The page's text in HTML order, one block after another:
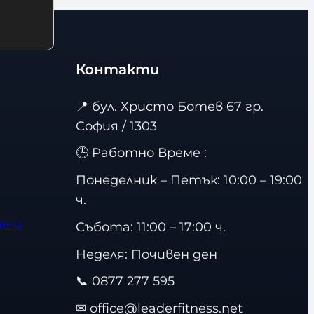
и
Контакти
📍 бул. Христо Ботев 67 гр.
София / 1303
🕒 Работно Време :
Понеделник – Петък: 10:00 – 19:00
ч.
Събота: 11:00 – 17:00 ч.
Неделя: Почивен ден
📞 0877 277 595
✉ office@leaderfitness.net